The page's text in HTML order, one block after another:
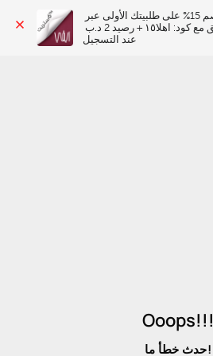
عند التسجيل
Ooops!!!
حدث خطأ ما!